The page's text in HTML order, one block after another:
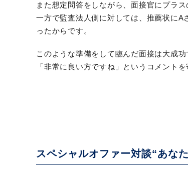
また想定問答をしながら、面接官にプラ
一方で監査法人側に対しては、推薦状に
ったからです。
このような準備をして臨んだ面接は大成
「非常に良い方ですね」というコメント
スペシャルオファー対談“あな